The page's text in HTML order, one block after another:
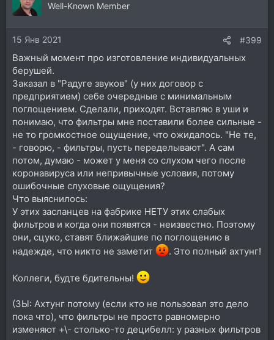
и
и
:
Well-Known Member
15 Янв 2021 #399
Важный момент про изготовление индивидуальных
берушей.
Заказал в "Радуге звуков" (у них договор с
предприятием) себе очередные с минимальным
поглощением. Сделали, приходят. Вставляю в уши и
понимаю, что фильтры мне поставили более сильные -
не то громкостное ощущение, что ожидалось. "Не те,
- говорю, - фильтры, пусть переделывают". А сам
потом, думаю - может у меня со слухом чего после
коронавируса или непривычные условия, потому
ошибочные слуховые ощущения?
Что выяснилось:
У этих засланцев на фабрике НЕТУ этих слабых
фильтров и когда они появятся - неизвестно. Поэтому
они, сцуко, ставят ближайшие по поглощению в
надежде, что никто не заметит
. Это полный ахтунг!
Коллеги, будте бдительны!
(ЗЫ: Ахтунг потому (если кто не пользовал это дело
пока что), что фильтры не просто равномерно
изменяют +\- столько-то децибелл: у разных фильтров